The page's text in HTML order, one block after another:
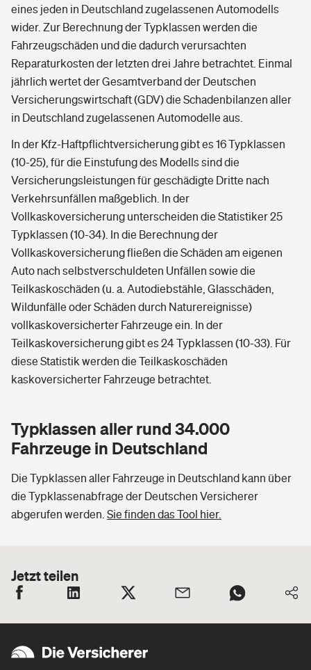
eines jeden in Deutschland zugelassenen Automodells
wider. Zur Berechnung der Typklassen werden die
Fahrzeugschäden und die dadurch verursachten
Reparaturkosten der letzten drei Jahre betrachtet. Einmal
jährlich wertet der Gesamtverband der Deutschen
Versicherungswirtschaft (GDV) die Schadenbilanzen aller
in Deutschland zugelassenen Automodelle aus.
In der Kfz-Haftpflichtversicherung gibt es 16 Typklassen
(10-25), für die Einstufung des Modells sind die
Versicherungsleistungen für geschädigte Dritte nach
Verkehrsunfällen maßgeblich. In der
Vollkaskoversicherung unterscheiden die Statistiker 25
Typklassen (10-34). In die Berechnung der
Vollkaskoversicherung fließen die Schäden am eigenen
Auto nach selbstverschuldeten Unfällen sowie die
Teilkaskoschäden (u. a. Autodiebstähle, Glasschäden,
Wildunfälle oder Schäden durch Naturereignisse)
vollkaskoversicherter Fahrzeuge ein. In der
Teilkaskoversicherung gibt es 24 Typklassen (10-33). Für
diese Statistik werden die Teilkaskoschäden
kaskoversicherter Fahrzeuge betrachtet.
Typklassen aller rund 34.000
Fahrzeuge in Deutschland
Die Typklassen aller Fahrzeuge in Deutschland kann über
die Typklassenabfrage der Deutschen Versicherer
abgerufen werden. Sie finden das Tool hier.
Jetzt teilen